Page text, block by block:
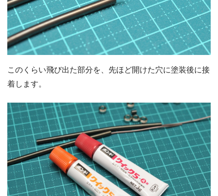
このくらい飛び出た部分を、先ほど開けた穴に塗装後に接
着します。